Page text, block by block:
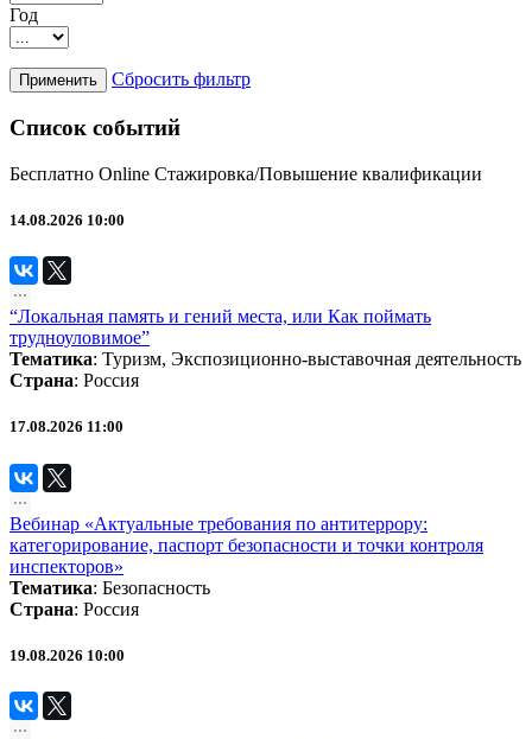
Год
Сбросить фильтр
Список событий
Бесплатно Online Стажировка/Повышение квалификации
14.08.2026 10:00
“Локальная память и гений места, или Как поймать
трудноуловимое”
Тематика: Туризм, Экспозиционно-выставочная деятельность
Страна: Россия
17.08.2026 11:00
Вебинар «Актуальные требования по антитеррору:
категорирование, паспорт безопасности и точки контроля
инспекторов»
Тематика: Безопасность
Страна: Россия
19.08.2026 10:00